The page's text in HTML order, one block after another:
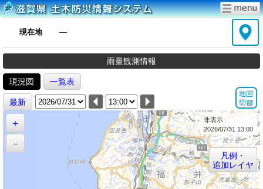
現在地 ―
雨量観測情報
現況図 一覧表
最新
＋
－
非表示
2026/07/31 13:00
凡例・
追加レイヤ